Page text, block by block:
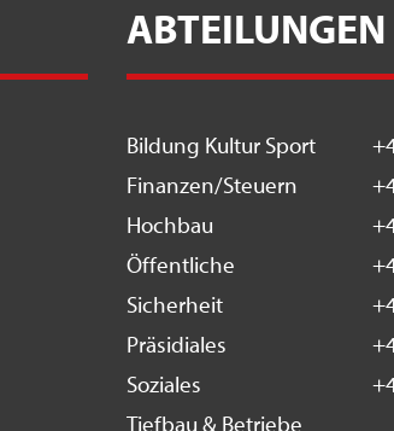
ABTEILUNGEN
Bildung Kultur Sport
Finanzen/Steuern
Hochbau
Öffentliche
Sicherheit
Präsidiales
Soziales
Tiefbau & Betriebe